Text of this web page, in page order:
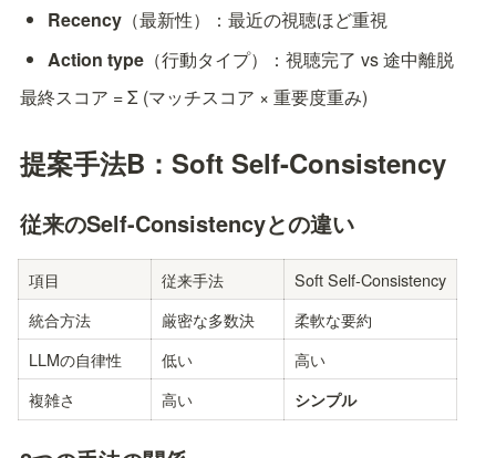
Recency （最新性）：最近の視聴ほど重視
Action type （行動タイプ）：視聴完了 vs 途中離脱
最終スコア = Σ (マッチスコア × 重要度重み)
提案手法B：Soft Self-Consistency
従来のSelf-Consistencyとの違い
項目 従来手法
Soft Self-Consistency
統合方法
厳密な多数決
柔軟な要約
LLMの自律性
低い
高い
複雑さ
高い シンプル